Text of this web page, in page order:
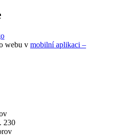
webu v mobilní aplikaci –
230